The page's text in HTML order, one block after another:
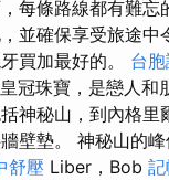
每條路線都有難忘
並確保享受旅途中
買加最好的。 台
冠珠寶，是戀人和
神秘山，到內格
壁墊。 神秘山的
舒壓 Liber，Bob